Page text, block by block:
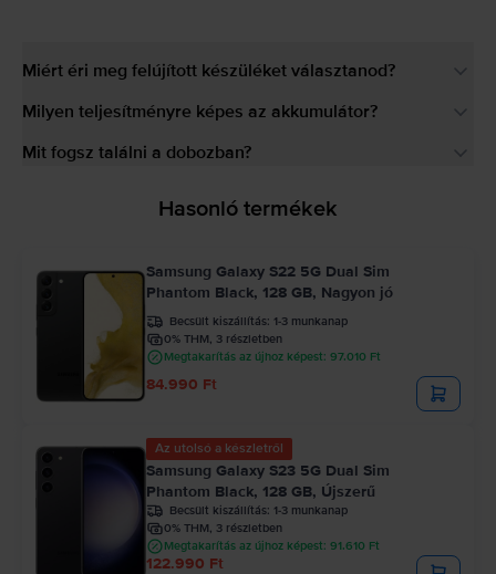
Miért éri meg felújított készüléket választanod?
Milyen teljesítményre képes az akkumulátor?
Mit fogsz találni a dobozban?
Hasonló termékek
Samsung Galaxy S22 5G Dual Sim
Phantom Black, 128 GB, Nagyon jó
Becsült kiszállítás: 1-3 munkanap
0% THM, 3 részletben
Megtakarítás az újhoz képest: 97.010 Ft
84.990 Ft
Az utolsó a készletről
Samsung Galaxy S23 5G Dual Sim
Phantom Black, 128 GB, Újszerű
Becsült kiszállítás: 1-3 munkanap
0% THM, 3 részletben
Megtakarítás az újhoz képest: 91.610 Ft
122.990 Ft